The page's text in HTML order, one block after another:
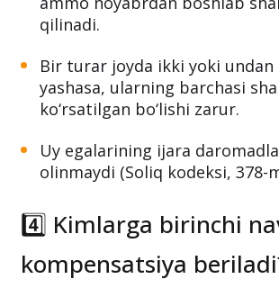
qilinadi.
Bir turar joyda ikki yoki undan
yashasa, ularning barchasi
ko‘rsatilgan bo‘lishi zarur.
Uy egalarining ijara
olinmaydi (Soliq kodeksi, 378-
4️⃣ Kimlarga birinchi
kompensatsiya